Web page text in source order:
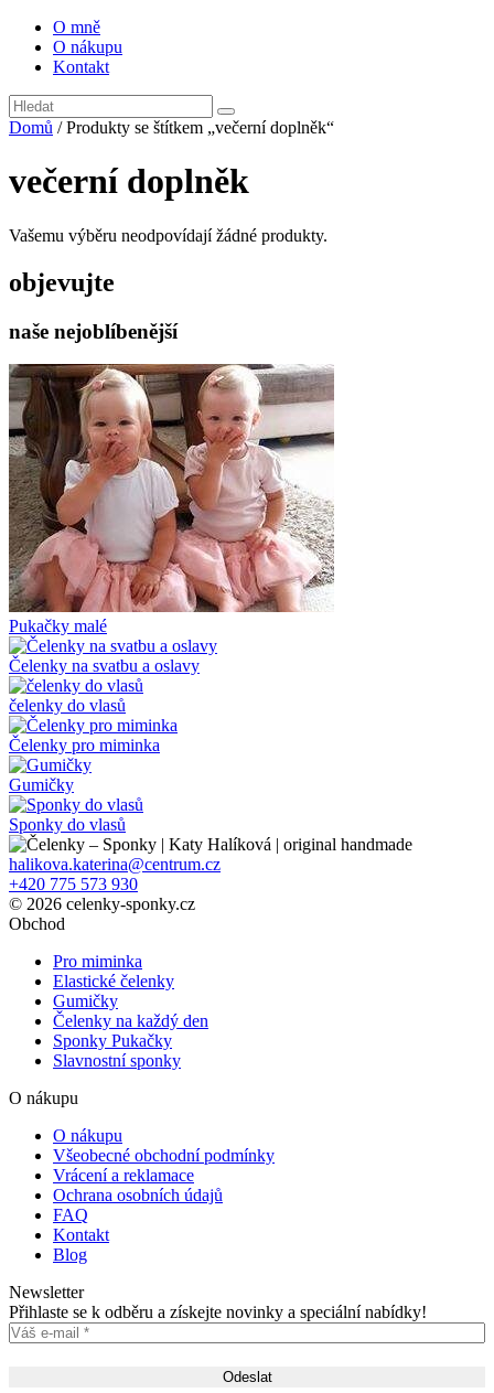
O mně
O nákupu
Kontakt
Domů / Produkty se štítkem „večerní doplněk“
večerní doplněk
Vašemu výběru neodpovídají žádné produkty.
objevujte
naše nejoblíbenější
Pukačky malé
Čelenky na svatbu a oslavy
čelenky do vlasů
Čelenky pro miminka
Gumičky
Sponky do vlasů
halikova.katerina@centrum.cz
+420 775 573 930
© 2026 celenky-sponky.cz
Obchod
Pro miminka
Elastické čelenky
Gumičky
Čelenky na každý den
Sponky Pukačky
Slavnostní sponky
O nákupu
O nákupu
Všeobecné obchodní podmínky
Vrácení a reklamace
Ochrana osobních údajů
FAQ
Kontakt
Blog
Newsletter
Přihlaste se k odběru a získejte novinky a speciální nabídky!